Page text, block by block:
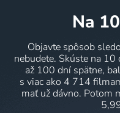
na
Objavte spôsob
nebudete. Skúste na
až 100 dní spätne,
s viac ako 4 714
mať už dávno. Potom